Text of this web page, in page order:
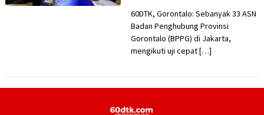
60DTK, Gorontalo: Sebanyak 33 ASN
Badan Penghubung Provinsi
Gorontalo (BPPG) di Jakarta,
mengikuti uji cepat […]